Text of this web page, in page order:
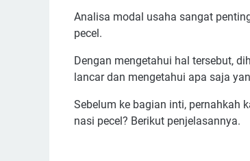
Analisa modal usaha sangat
pecel.
Dengan mengetahui hal tersebut,
lancar dan mengetahui apa saja
Sebelum ke bagian inti, pernahkah
nasi pecel? Berikut penjelasannya.